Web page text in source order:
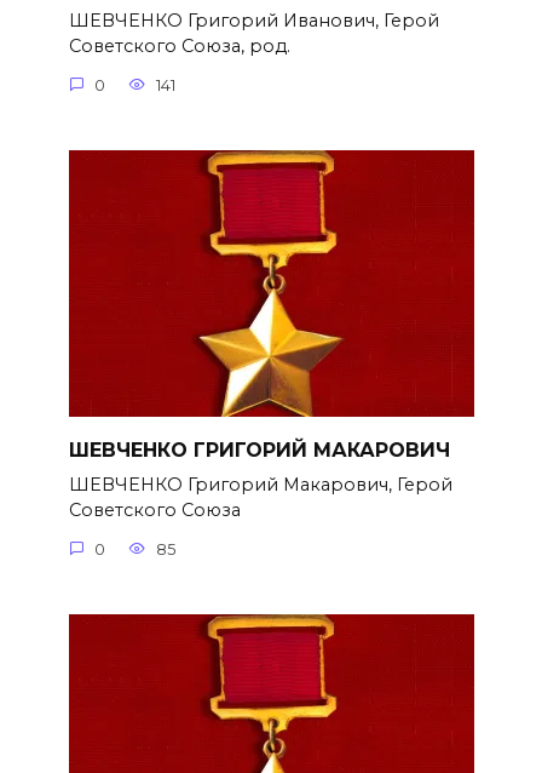
ШЕВЧЕНКО Григорий Иванович, Герой
Советского Союза, род.
0 141
ШЕВЧЕНКО ГРИГОРИЙ МАКАРОВИЧ
ШЕВЧЕНКО Григорий Макарович, Герой
Советского Союза
0 85